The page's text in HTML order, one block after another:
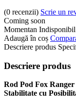
(0 recenzii) Scrie un
Coming soon
Momentan Indisponibil
Adaugă în coș
Descriere produs
Descriere produs
Rod Pod Fox
Stabilitate cu